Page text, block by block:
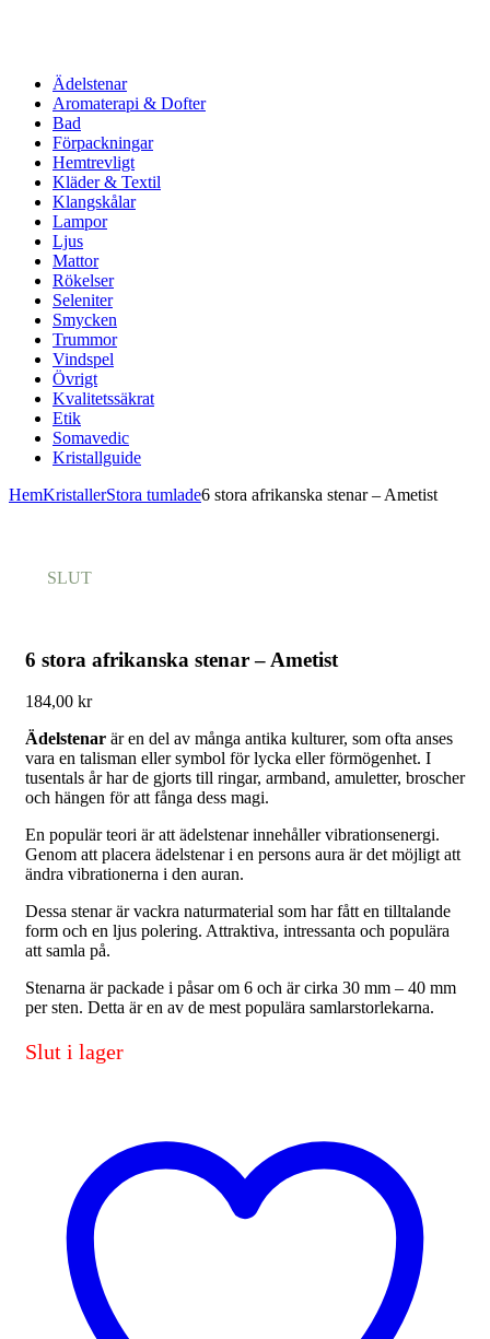
Ädelstenar
Aromaterapi & Dofter
Bad
Förpackningar
Hemtrevligt
Kläder & Textil
Klangskålar
Lampor
Ljus
Mattor
Rökelser
Seleniter
Smycken
Trummor
Vindspel
Övrigt
Kvalitetssäkrat
Etik
Somavedic
Kristallguide
HemKristallerStora tumlade6 stora afrikanska stenar – Ametist
SLUT
6 stora afrikanska stenar – Ametist
184,00 kr
Ädelstenar är en del av många antika kulturer, som ofta anses
vara en talisman eller symbol för lycka eller förmögenhet. I
tusentals år har de gjorts till ringar, armband, amuletter, broscher
och hängen för att fånga dess magi.
En populär teori är att ädelstenar innehåller vibrationsenergi.
Genom att placera ädelstenar i en persons aura är det möjligt att
ändra vibrationerna i den auran.
Dessa stenar är vackra naturmaterial som har fått en tilltalande
form och en ljus polering. Attraktiva, intressanta och populära
att samla på.
Stenarna är packade i påsar om 6 och är cirka 30 mm – 40 mm
per sten. Detta är en av de mest populära samlarstorlekarna.
Slut i lager